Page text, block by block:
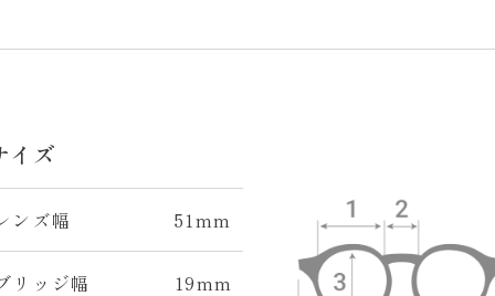
イズ
ンズ幅 51mm
リッジ幅 19mm